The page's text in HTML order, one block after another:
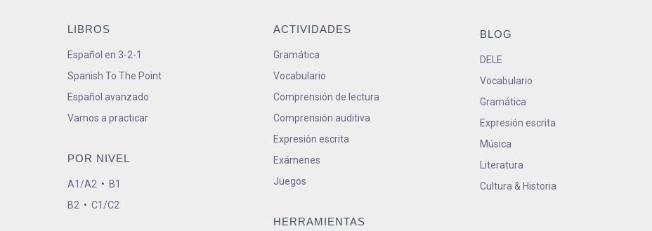
LIBROS
Español en 3-2-1
Spanish To The Point
Español avanzado
Vamos a practicar
POR NIVEL
A1/A2 • B1
B2 • C1/C2
ACTIVIDADES
Gramática
Vocabulario
Comprensión de lectura
Comprensión auditiva
Expresión escrita
Exámenes
Juegos
HERRAMIENTAS
BLOG
DELE
Vocabulario
Gramática
Expresión escrita
Música
Literatura
Cultura & Historia